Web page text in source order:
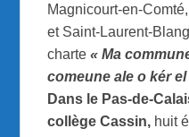
Magnicourt-en-
et Saint-Laurent-
charte« Ma
comeune ale o kér
Dans le Pas-de-
collège Cassin, huit